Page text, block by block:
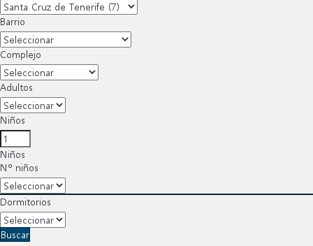
Barrio
Complejo
Adultos
Niños
Niños
Nº niños
Dormitorios
Buscar